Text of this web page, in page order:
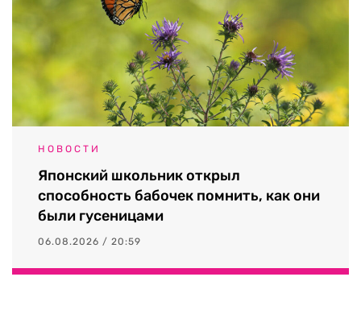
НОВОСТИ
Японский школьник открыл
способность бабочек помнить, как они
были гусеницами
06.08.2026 / 20:59